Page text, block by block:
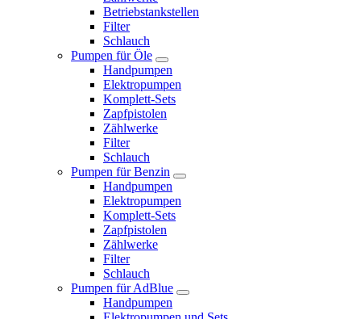
Betriebstankstellen
Filter
Schlauch
Pumpen für Öle
Handpumpen
Elektropumpen
Komplett-Sets
Zapfpistolen
Zählwerke
Filter
Schlauch
Pumpen für Benzin
Handpumpen
Elektropumpen
Komplett-Sets
Zapfpistolen
Zählwerke
Filter
Schlauch
Pumpen für AdBlue
Handpumpen